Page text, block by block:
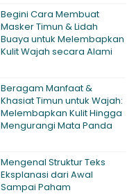
Begini Cara Membuat
Masker Timun & Lidah
Buaya untuk Melembapkan
Kulit Wajah secara Alami
Beragam Manfaat &
Khasiat Timun untuk Wajah:
Melembapkan Kulit Hingga
Mengurangi Mata Panda
Mengenal Struktur Teks
Eksplanasi dari Awal
Sampai Paham